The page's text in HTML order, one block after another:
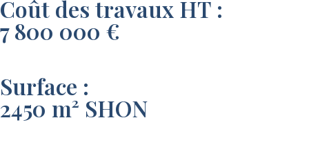
Coût des travaux HT :
7 800 000 €
Surface :
2450 m² SHON